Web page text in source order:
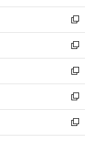
開
く
ウ
で
開
く
ン
ド
ウ
で
開
く
ウ
ィ
ン
ド
ウ
で
開
く
新
し
い
ウ
ィ
ン
ド
ウ
で
開
新
し
い
ウ
ィ
ン
ド
ウ
新
し
い
ウ
ィ
ン
新
し
い
ウ
新
し